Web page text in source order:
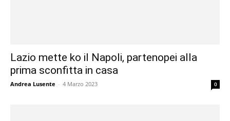
Lazio mette ko il Napoli, partenopei alla
prima sconfitta in casa
Andrea Lusente - 4 Marzo 2023 0